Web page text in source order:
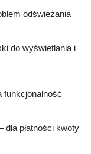
odświeżania
do wyświetlania i
funkcjonalność
dla płatności kwoty